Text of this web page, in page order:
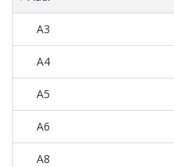
A3
A4
A5
A6
A8